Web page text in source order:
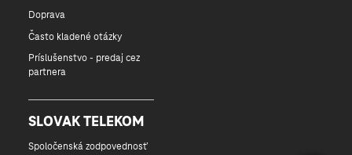
Doprava
Často kladené otázky
Príslušenstvo - predaj cez
partnera
SLOVAK TELEKOM
Spoločenská zodpovednosť